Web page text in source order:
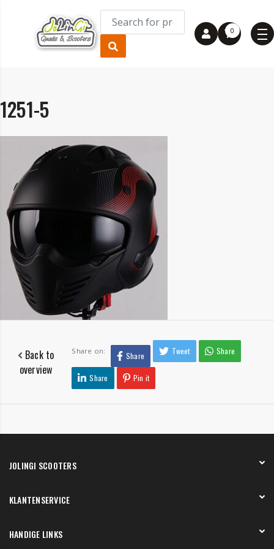
0
1251-5
Back to
overview
Share on: Share Tweet Share
Share Pin it
JOLINGI SCOOTERS
Onze showroom
KLANTENSERVICE
Verzending en bezorging
HANDIGE LINKS